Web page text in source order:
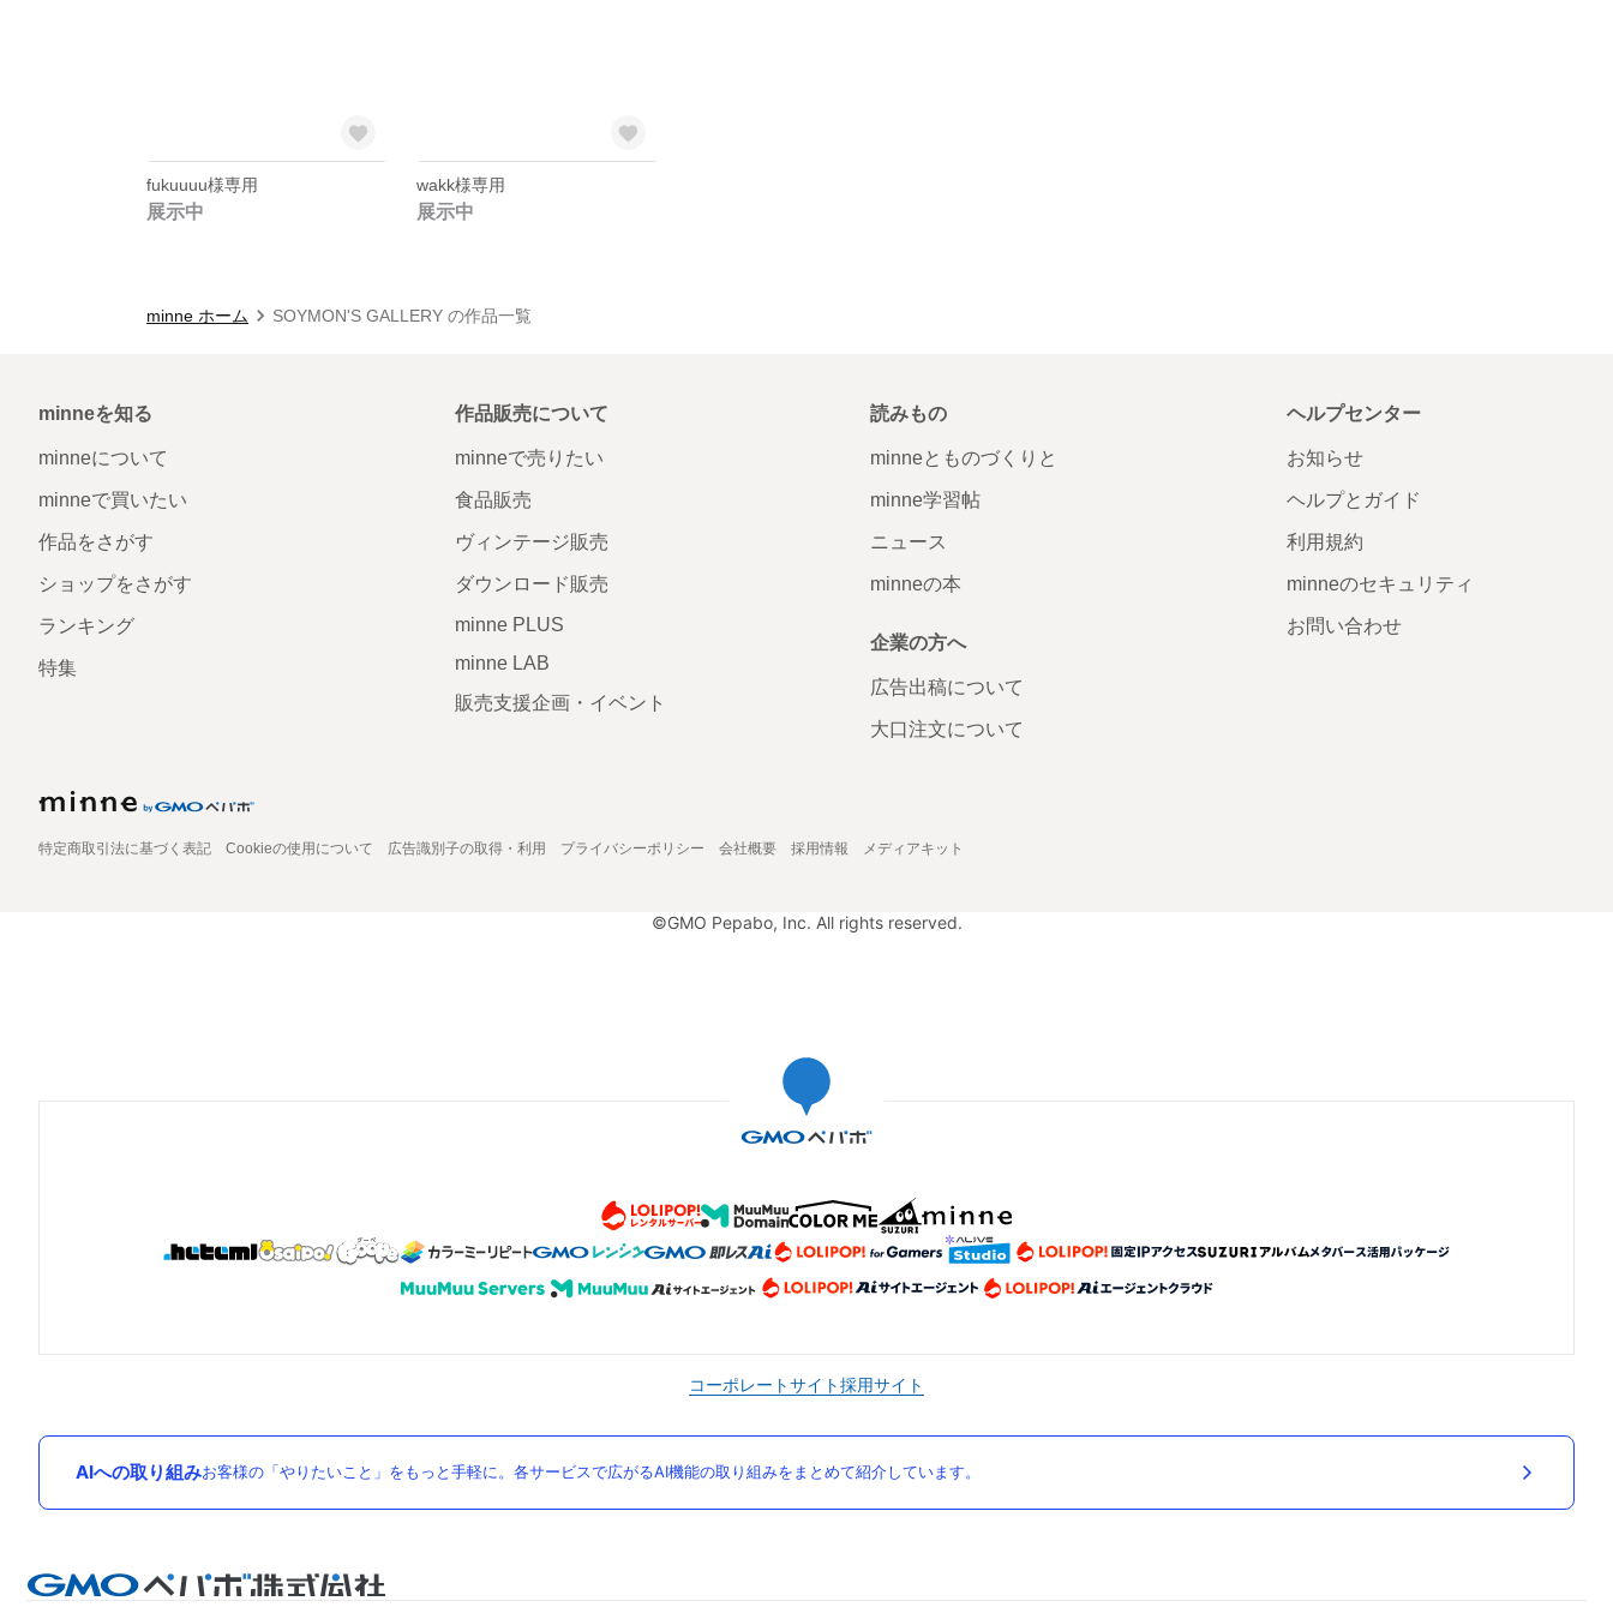
fukuuuu様専用
展示中
wakk様専用
展示中
minne ホーム SOYMON'S GALLERY の作品一覧
minneを知る
minneについて
minneで買いたい
作品をさがす
ショップをさがす
ランキング
特集
作品販売について
minneで売りたい
食品販売
ヴィンテージ販売
ダウンロード販売
minne PLUS
minne LAB
販売支援企画・イベント
読みもの
minneとものづくりと
minne学習帖
ニュース
minneの本
企業の方へ
広告出稿について
大口注文について
ヘルプセンター
お知らせ
ヘルプとガイド
利用規約
minneのセキュリティ
お問い合わせ
特定商取引法に基づく表記 Cookieの使用について 広告識別子の取得・利用 プライバシーポリシー 会社概要 採用情報 メディアキット
©GMO Pepabo, Inc. All rights reserved.
コーポレートサイト採用サイト
AIへの取り組みお客様の「やりたいこと」をもっと手軽に。各サービスで広がるAI機能の取り組みをまとめて紹介しています。